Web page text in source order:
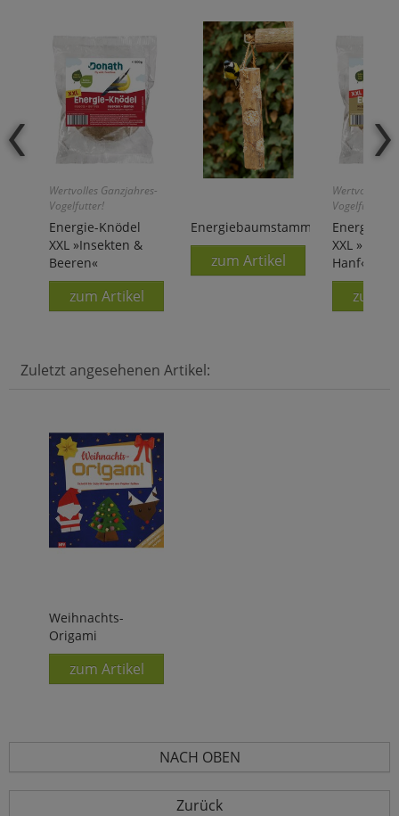
Wertvolles Ganzjahres-
Vogelfutter!
Energie-Knödel
XXL »Insekten &
Beeren«
zum Artikel
Energiebaumstamm
zum Artikel
Wertvolles
Vogelfutter!
Energie-
XXL
Hanf«
zum
Zuletzt angesehenen Artikel:
Weihnachts-
Origami
zum Artikel
NACH OBEN
Zurück